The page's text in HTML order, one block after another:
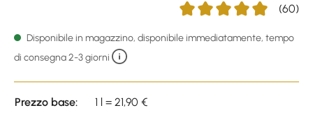
(60)
Disponibile in magazzino, disponibile immediatamente, tempo
di consegna 2-3 giorni
Prezzo base:
1 l = 21,90 €